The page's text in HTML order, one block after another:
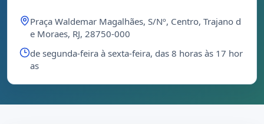
Praça Waldemar Magalhães, S/Nº, Centro, Trajano d
e Moraes, RJ, 28750-000
de segunda-feira à sexta-feira, das 8 horas às 17 hor
as